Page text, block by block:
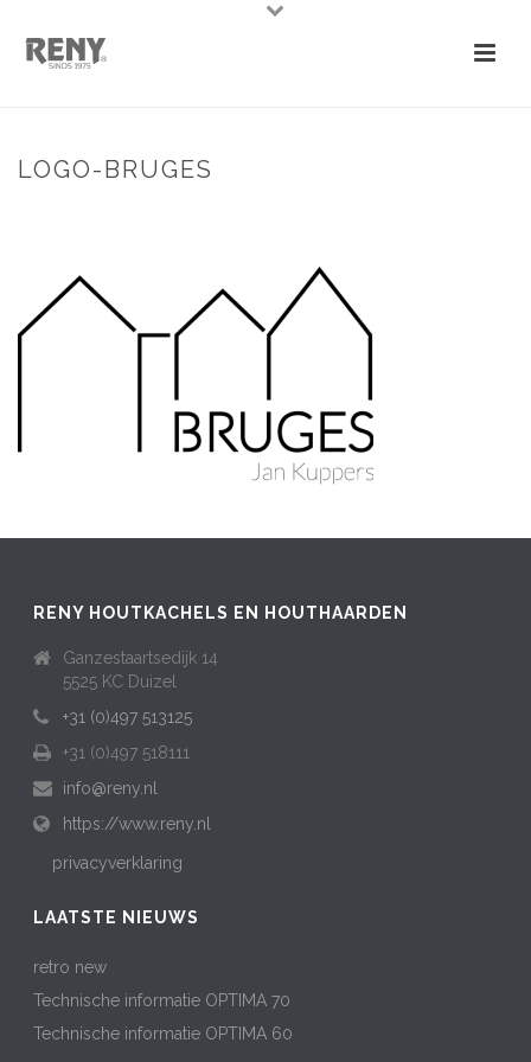
LOGO-BRUGES
RENY HOUTKACHELS EN HOUTHAARDEN
Ganzestaartsedijk 14
5525 KC Duizel
+31 (0)497 513125
+31 (0)497 518111
info@reny.nl
https://www.reny.nl
privacyverklaring
LAATSTE NIEUWS
retro new
Technische informatie OPTIMA 70
Technische informatie OPTIMA 60